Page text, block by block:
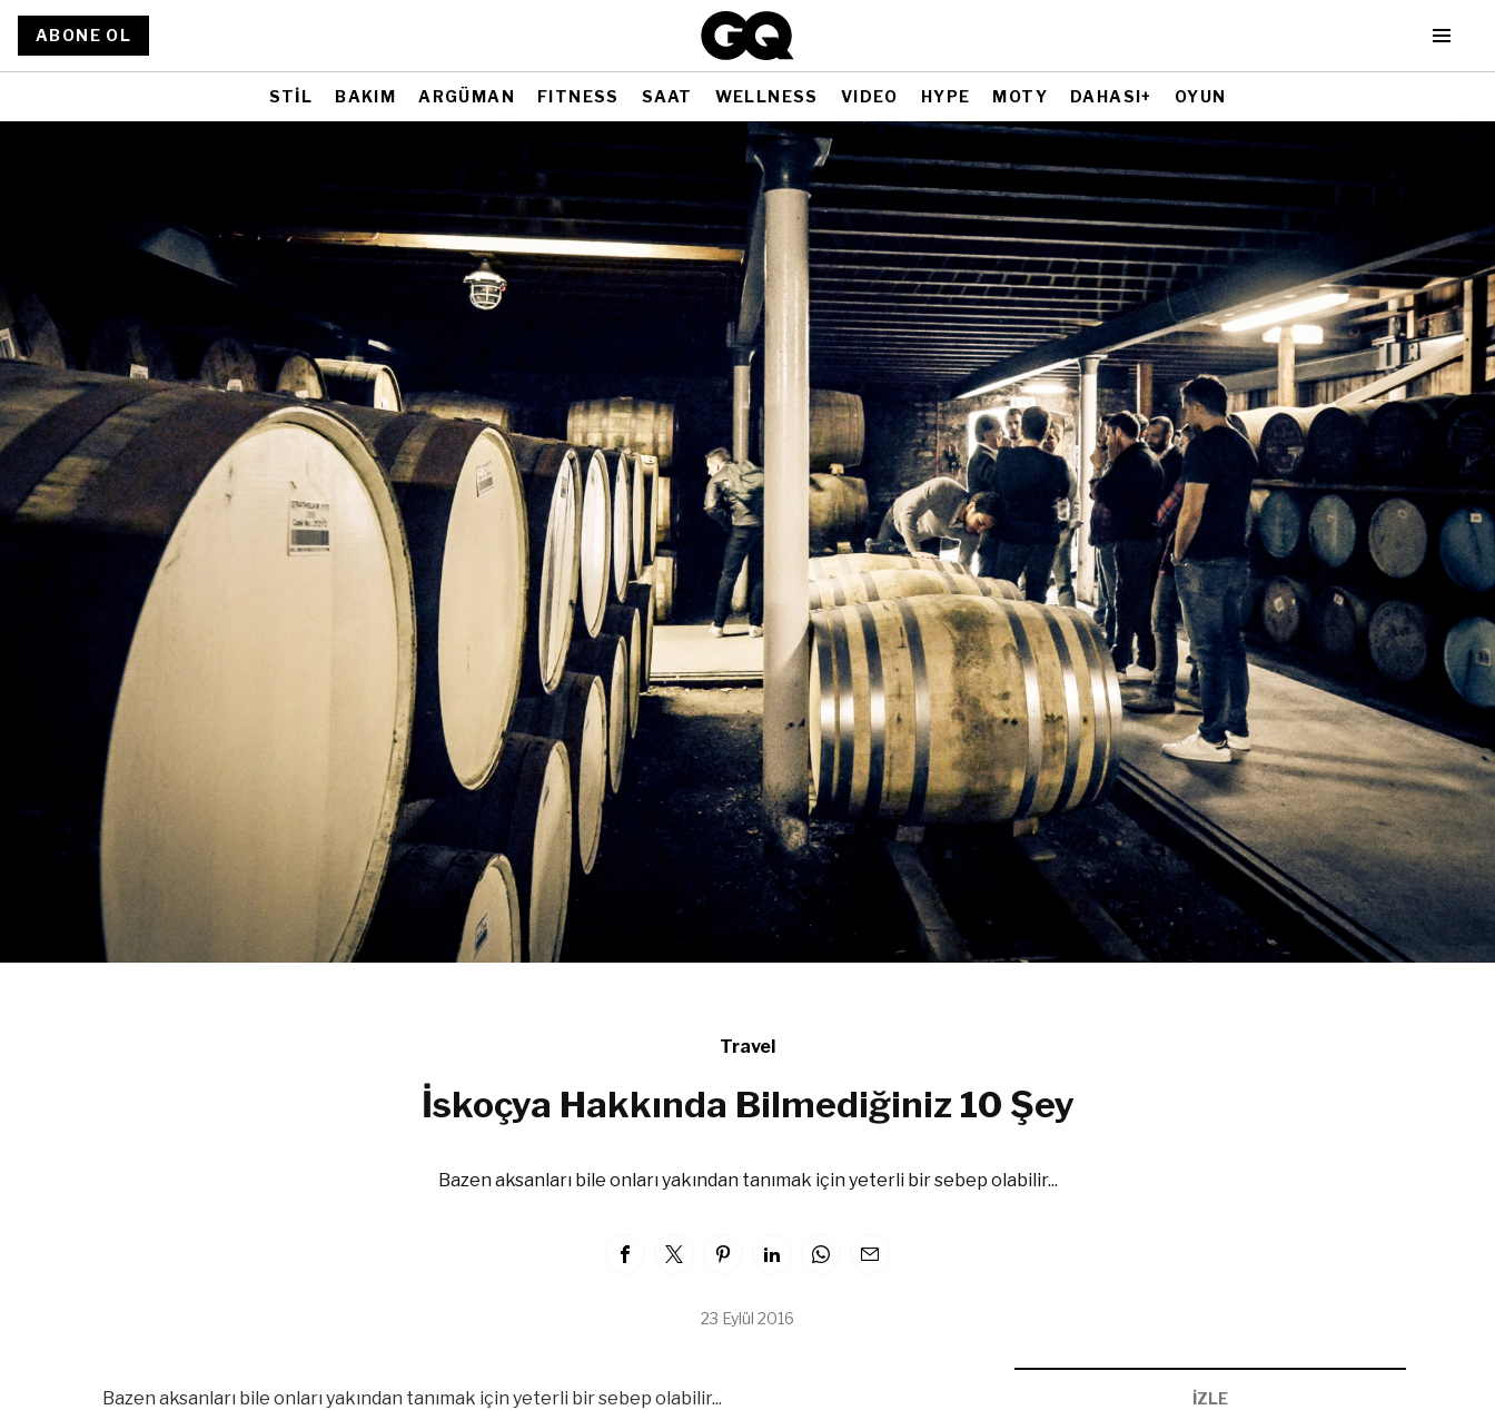
ABONE OL
STİL BAKIM ARGÜMAN FITNESS SAAT WELLNESS VIDEO HYPE MOTY DAHASI+ OYUN
Travel
İskoçya Hakkında Bilmediğiniz 10 Şey
Bazen aksanları bile onları yakından tanımak için yeterli bir sebep olabilir...
23 Eylül 2016
Bazen aksanları bile onları yakından tanımak için yeterli bir sebep olabilir... İZLE